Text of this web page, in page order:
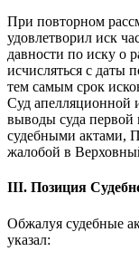
При повторном
удовлетворил иск
давности по иску о
исчисляться с даты
тем самым срок
Суд апелляционной
выводы суда первой
судебными актами,
жалобой в
III. Позиция
Обжалуя судебные
указал: